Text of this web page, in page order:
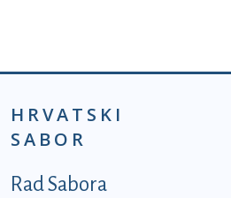
HRVATSKI
SABOR
Podnožje prvi izbornik
Rad Sabora